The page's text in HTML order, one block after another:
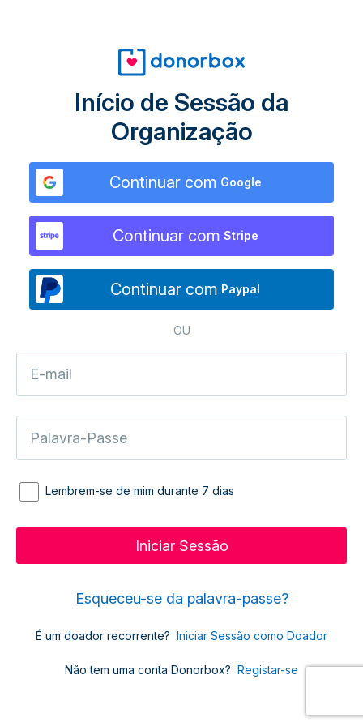
Início de Sessão da
Organização
Continuar com Google
Continuar com Stripe
Continuar com Paypal
OU
Lembrem-se de mim durante 7 dias
Esqueceu-se da palavra-passe?
É um doador recorrente? Iniciar Sessão como Doador
Não tem uma conta Donorbox? Registar-se